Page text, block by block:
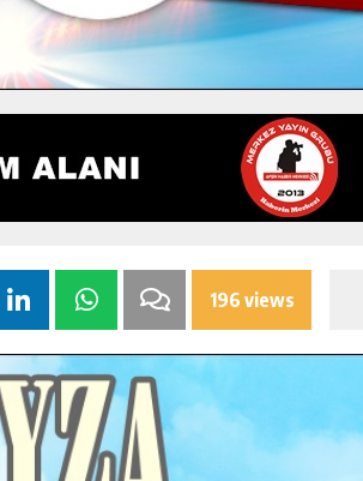
196 views